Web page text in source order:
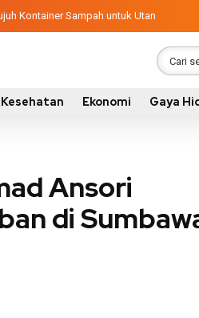
Tujuh Kontainer Sampah untuk Utan
Luncurkan Empat Proyek PKN II
Kesehatan Ekonomi Gaya
Ansori
di